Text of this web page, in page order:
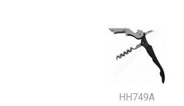
HH749A